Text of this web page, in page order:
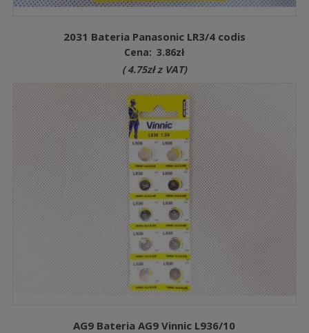
2031 Bateria Panasonic LR3/4 codis
Cena: 3.86zł
( 4.75złz VAT)
AG9 Bateria AG9 Vinnic L936/10